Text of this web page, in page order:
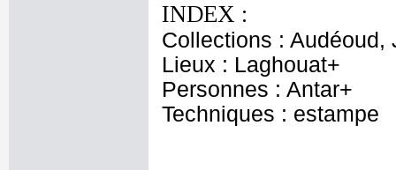
INDEX :
Collections : Audéoud,
Lieux : Laghouat+
Personnes : Antar+
Techniques : estampe